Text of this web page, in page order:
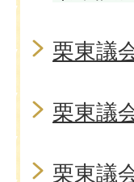
栗東議
栗東議
栗東議